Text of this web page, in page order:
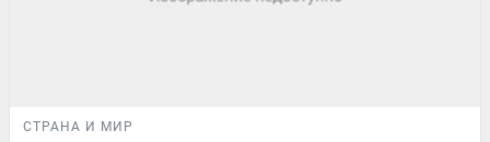
СТРАНА И МИР